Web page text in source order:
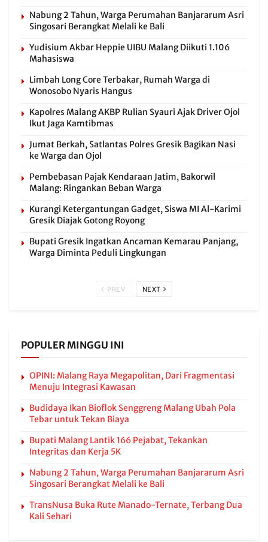
Nabung 2 Tahun, Warga Perumahan Banjararum Asri
Singosari Berangkat Melali ke Bali
Yudisium Akbar Heppie UIBU Malang Diikuti 1.106
Mahasiswa
Limbah Long Core Terbakar, Rumah Warga di
Wonosobo Nyaris Hangus
Kapolres Malang AKBP Rulian Syauri Ajak Driver Ojol
Ikut Jaga Kamtibmas
Jumat Berkah, Satlantas Polres Gresik Bagikan Nasi
ke Warga dan Ojol
Pembebasan Pajak Kendaraan Jatim, Bakorwil
Malang: Ringankan Beban Warga
Kurangi Ketergantungan Gadget, Siswa MI Al-Karimi
Gresik Diajak Gotong Royong
Bupati Gresik Ingatkan Ancaman Kemarau Panjang,
Warga Diminta Peduli Lingkungan
PREV NEXT
POPULER MINGGU INI
OPINI: Malang Raya Megapolitan, Dari Fragmentasi
Menuju Integrasi Kawasan
Budidaya Ikan Bioflok Senggreng Malang Ubah Pola
Tebar untuk Tekan Biaya
Bupati Malang Lantik 166 Pejabat, Tekankan
Integritas dan Kerja 5K
Nabung 2 Tahun, Warga Perumahan Banjararum Asri
Singosari Berangkat Melali ke Bali
TransNusa Buka Rute Manado-Ternate, Terbang Dua
Kali Sehari